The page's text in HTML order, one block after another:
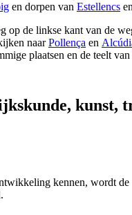
en dorpen van Estellencs en
op de linkse kant van de
naarPollença en
plaatsen en de teelt
kennen, wordt